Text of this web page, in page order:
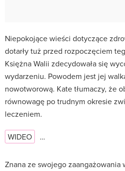
Niepokojące wieści dotyczące
dotarły tuż przed rozpoczęciem
Księżna Walii zdecydowała się
wydarzeniu. Powodem jest jej
nowotworową. Kate tłumaczy, że
równowagę po trudnym okresie
leczeniem.
WIDEO …
Znana ze swojego